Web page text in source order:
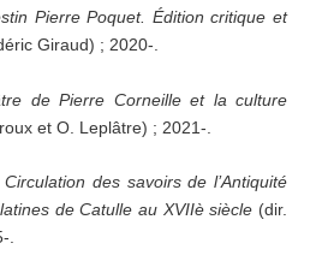
Pierre Poquet. Édition critique et
Giraud) ; 2020-.
de Pierre Corneille et la culture
et O. Leplâtre) ; 2021-.
Circulation des savoirs de l’Antiquité
de Catulle au XVIIè siècle (dir.
.